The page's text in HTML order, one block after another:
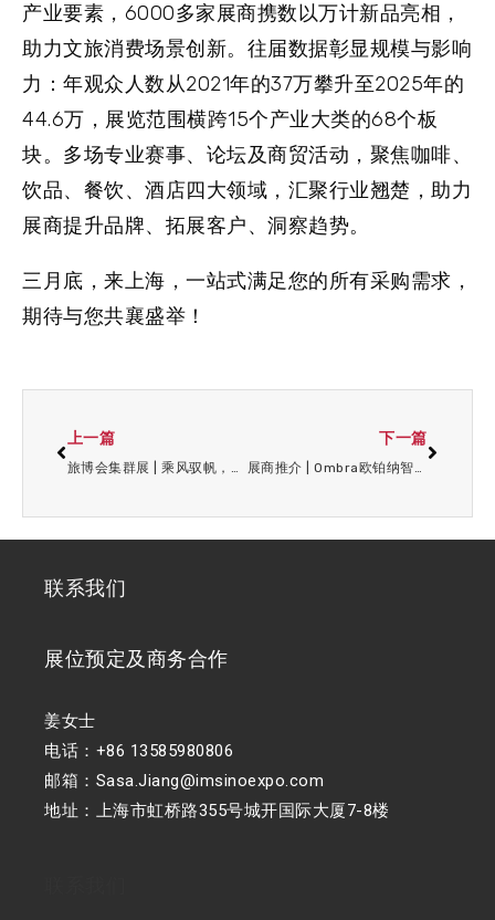
产业要素，6000多家展商携数以万计新品亮相，
助力文旅消费场景创新。往届数据彰显规模与影响
力：年观众人数从2021年的37万攀升至2025年的
44.6万，展览范围横跨15个产业大类的68个板
块。多场专业赛事、论坛及商贸活动，聚焦咖啡、
饮品、餐饮、酒店四大领域，汇聚行业翘楚，助力
展商提升品牌、拓展客户、洞察趋势。
三月底，来上海，一站式满足您的所有采购需求，
期待与您共襄盛举！
上一篇
旅博会集群展 | 乘风驭帆，逐梦蔚蓝，专业体系带你畅游地中海黄金海岸！
下一篇
展商推介 | Ombra欧铂纳智能观景棚首次亮相上海旅游产业博览会!
联系我们
展位预定及商务合作
姜女士
电话：+86 13585980806
邮箱：Sasa.Jiang@imsinoexpo.com
地址：上海市虹桥路355号城开国际大厦7-8楼